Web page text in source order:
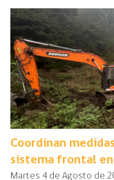
Coordinan
sistema frontal
Martes 4 de Agosto de